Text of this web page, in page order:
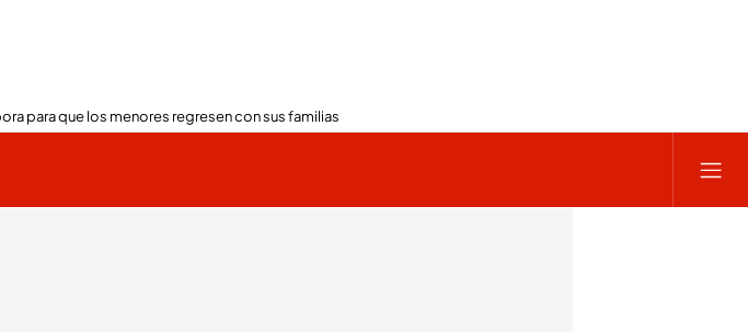
para que los menores regresen con sus familias